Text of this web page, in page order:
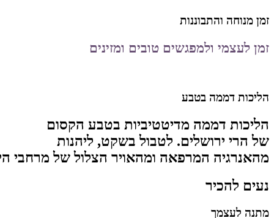
זמן מנוחה והתבוננות
זמן לעצמי ולמפגשים טובים ומזינים
הליכות דממה בטבע
הליכות דממה מדיטטיביות בטבע הקסום
של הרי ירושלים. לטבול בשקט, ליהנות
מהאנרגיה המרפאה ומהאויר הצלול של מרחבי
נעים להכיר
מתנה לעצמך